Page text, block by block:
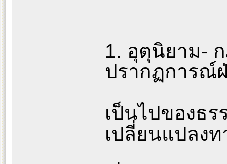
1. อุตุนิยาม-
ปรากฏการณ์
เป็นไปของธ
เปลี่ยนแปลงท